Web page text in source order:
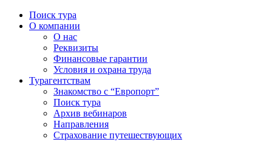
Поиск тура
О компании
О нас
Реквизиты
Финансовые гарантии
Условия и охрана труда
Турагентствам
Знакомство с “Европорт”
Поиск тура
Архив вебинаров
Направления
Страхование путешествующих